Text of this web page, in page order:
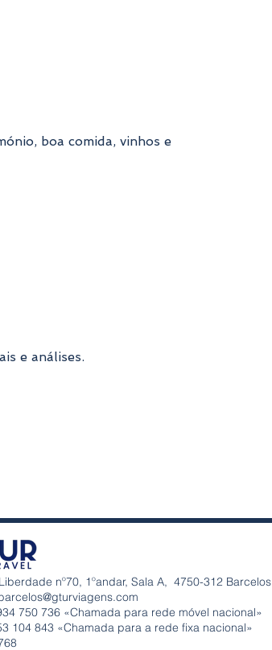
boa comida, vinhos e
e análises.
nº70, 1ºandar, Sala A, 4750-312 Barcelos
750 736 «Chamada para rede móvel nacional»
104 843 «Chamada para a rede fixa nacional»